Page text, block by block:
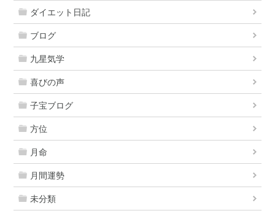
ダイエット日記
ブログ
九星気学
喜びの声
子宝ブログ
方位
月命
月間運勢
未分類